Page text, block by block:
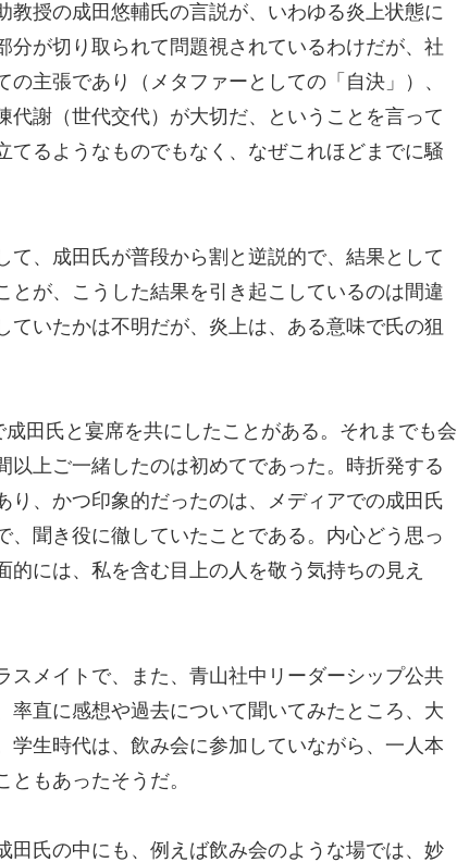
教授の成田悠輔氏の言説が、いわゆる炎上状態に
分が切り取られて問題視されているわけだが、社
主張であり（メタファーとしての「自決」）、
謝（世代交代）が大切だ、ということを言って
てるようなものでもなく、なぜこれほどまでに騒
て、成田氏が普段から割と逆説的で、結果として
が、こうした結果を引き起こしているのは間違
いたかは不明だが、炎上は、ある意味で氏の狙
田氏と宴席を共にしたことがある。それまでも会
上ご一緒したのは初めてであった。時折発する
、かつ印象的だったのは、メディアでの成田氏
、聞き役に徹していたことである。内心どう思っ
には、私を含む目上の人を敬う気持ちの見え
スメイトで、また、青山社中リーダーシップ公共
直に感想や過去について聞いてみたところ、大
生時代は、飲み会に参加していながら、一人本
もあったそうだ。
田氏の中にも、例えば飲み会のような場では、妙